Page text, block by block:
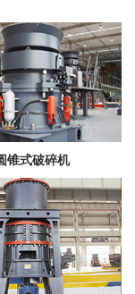
锥式破碎机